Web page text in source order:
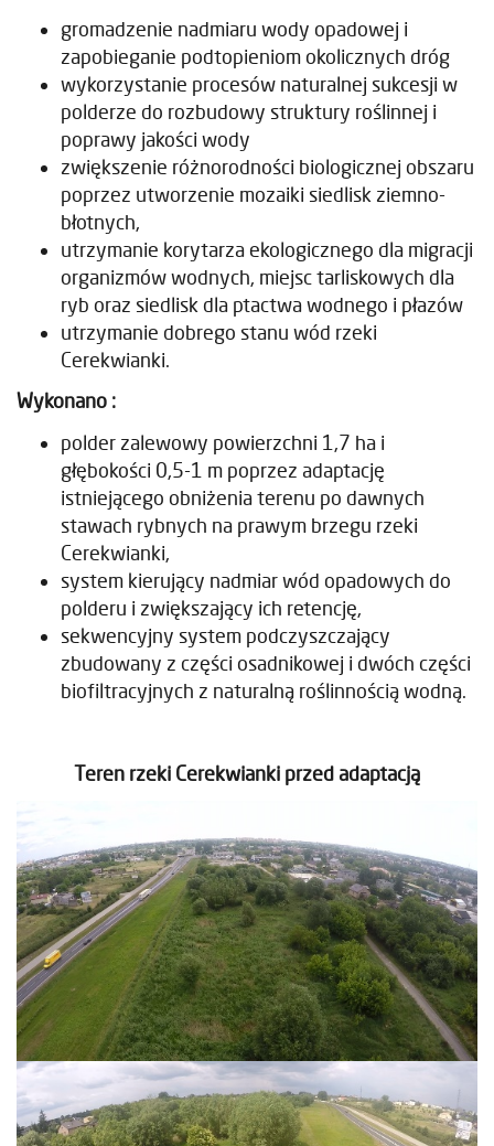
gromadzenie nadmiaru wody opadowej i
zapobieganie podtopieniom okolicznych dróg
wykorzystanie procesów naturalnej sukcesji w
polderze do rozbudowy struktury roślinnej i
poprawy jakości wody
zwiększenie różnorodności biologicznej obszaru
poprzez utworzenie mozaiki siedlisk ziemno-
błotnych,
utrzymanie korytarza ekologicznego dla migracji
organizmów wodnych, miejsc tarliskowych dla
ryb oraz siedlisk dla ptactwa wodnego i płazów
utrzymanie dobrego stanu wód rzeki
Cerekwianki.
Wykonano :
polder zalewowy powierzchni 1,7 ha i
głębokości 0,5-1 m poprzez adaptację
istniejącego obniżenia terenu po dawnych
stawach rybnych na prawym brzegu rzeki
Cerekwianki,
system kierujący nadmiar wód opadowych do
polderu i zwiększający ich retencję,
sekwencyjny system podczyszczający
zbudowany z części osadnikowej i dwóch części
biofiltracyjnych z naturalną roślinnością wodną.
Teren rzeki Cerekwianki przed adaptacją